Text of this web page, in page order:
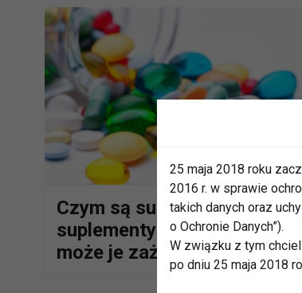
Czym są suplementy? Czy
suplementy są szkodliwe?
może je zażywać?
25 maja 2018 roku
2016 r. w sprawie
takich danych oraz
o Ochronie Danych”).
W związku z tym
po dniu 25 maja 2018